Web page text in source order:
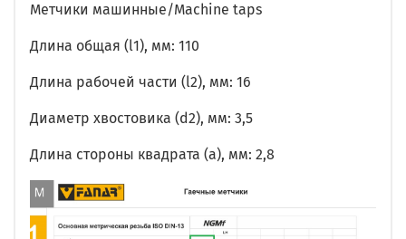
Метчики машинные/Machine taps
Длина общая (l1), мм: 110
Длина рабочей части (l2), мм: 16
Диаметр хвостовика (d2), мм: 3,5
Длина стороны квадрата (a), мм: 2,8